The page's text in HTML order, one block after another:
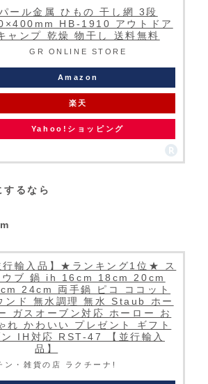
ール金属 ひもの 干し網 3段
HB-1910 アウトドア
ャンプ 乾燥 物干し 送料無料
GR ONLINE STORE
Amazon
楽天
Yahoo!ショッピング
るなら
行輸入品】★ランキング1位★ ス
ウブ 鍋 ih 16cm 18cm 20cm
24cm 両手鍋 ピコ ココット
ンド 無水調理 無水 Staub ホー
ガスオーブン対応 ホーロー お
れ かわいい プレゼント ギフト
IH対応 RST-47 【並行輸入
品】
ン・雑貨の店 ラクチーナ!